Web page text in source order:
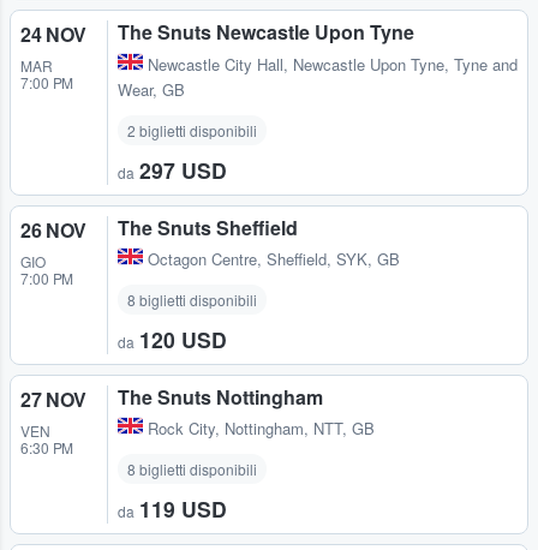
24 NOV
MAR
7:00 PM
The Snuts Newcastle Upon Tyne
Newcastle City Hall, Newcastle Upon Tyne, Tyne and
Wear, GB
2 biglietti disponibili
da 297 USD
26 NOV
GIO
7:00 PM
The Snuts Sheffield
Octagon Centre, Sheffield, SYK, GB
8 biglietti disponibili
da 120 USD
27 NOV
VEN
6:30 PM
The Snuts Nottingham
Rock City, Nottingham, NTT, GB
8 biglietti disponibili
da 119 USD